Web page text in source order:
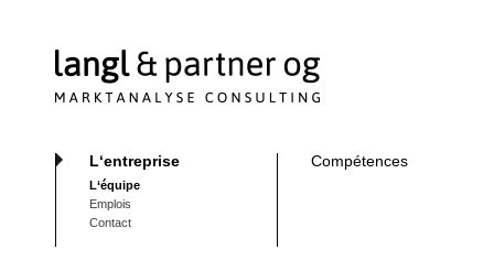
L‘entreprise
L‘équipe
Emplois
Contact
Compétences